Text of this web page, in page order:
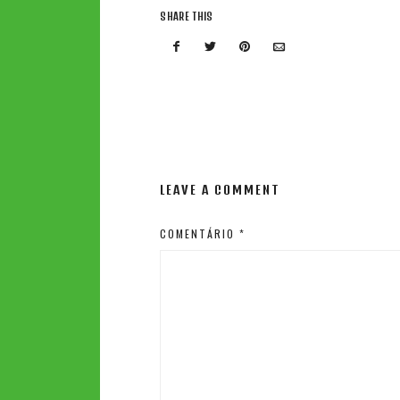
SHARE THIS
LEAVE A COMMENT
COMENTÁRIO*